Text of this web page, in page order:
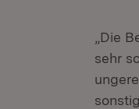
„Die
sehr